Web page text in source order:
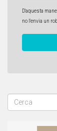
D'aquesta
no l'envia un